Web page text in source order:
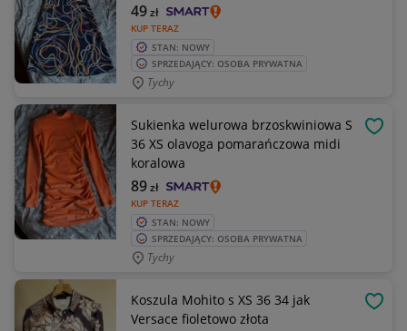
KUP TERAZ
49zł
STAN: NOWY
SPRZEDAJĄCY: OSOBA PRYWATNA
Tychy
Sukienka welurowa brzoskwiniowa S
36 XS olavoga pomarańczowa midi
koralowa
KUP TERAZ
89zł
STAN: NOWY
SPRZEDAJĄCY: OSOBA PRYWATNA
Tychy
Koszula Mohito s XS 36 34 jak
Versace fioletowo złota